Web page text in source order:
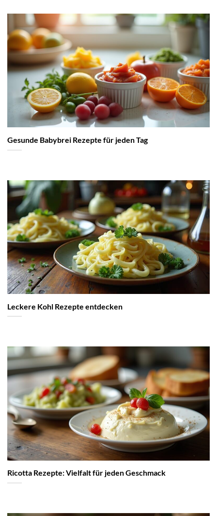
Gesunde Babybrei Rezepte für jeden Tag
Leckere Kohl Rezepte entdecken
Ricotta Rezepte: Vielfalt für jeden Geschmack